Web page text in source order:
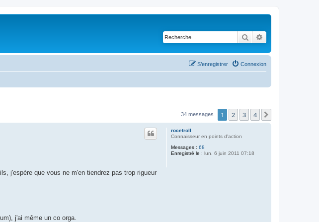
Rechercher
Connexion
S’enregistrer
34 messages 1 2 3 4
rocetroll
Connaisseur en points d'action
Messages : 68
Enregistré le : lun. 6 juin 2011 07:18
j'espère que vous ne m'en tiendrez pas trop rigueur
j'ai même un co orga.